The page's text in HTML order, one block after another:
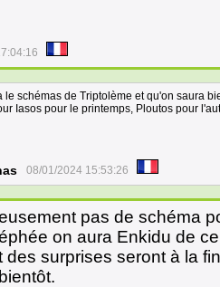
le schémas de Triptolème et qu'on saura
Iasos pour le printemps, Ploutos pour
08/01/2024 15:53:26
pas de schéma
on aura Enkidu de
des surprises seront à la